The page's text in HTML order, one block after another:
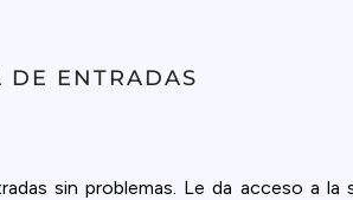
DE ENTRADAS
sin problemas. Le da acceso a